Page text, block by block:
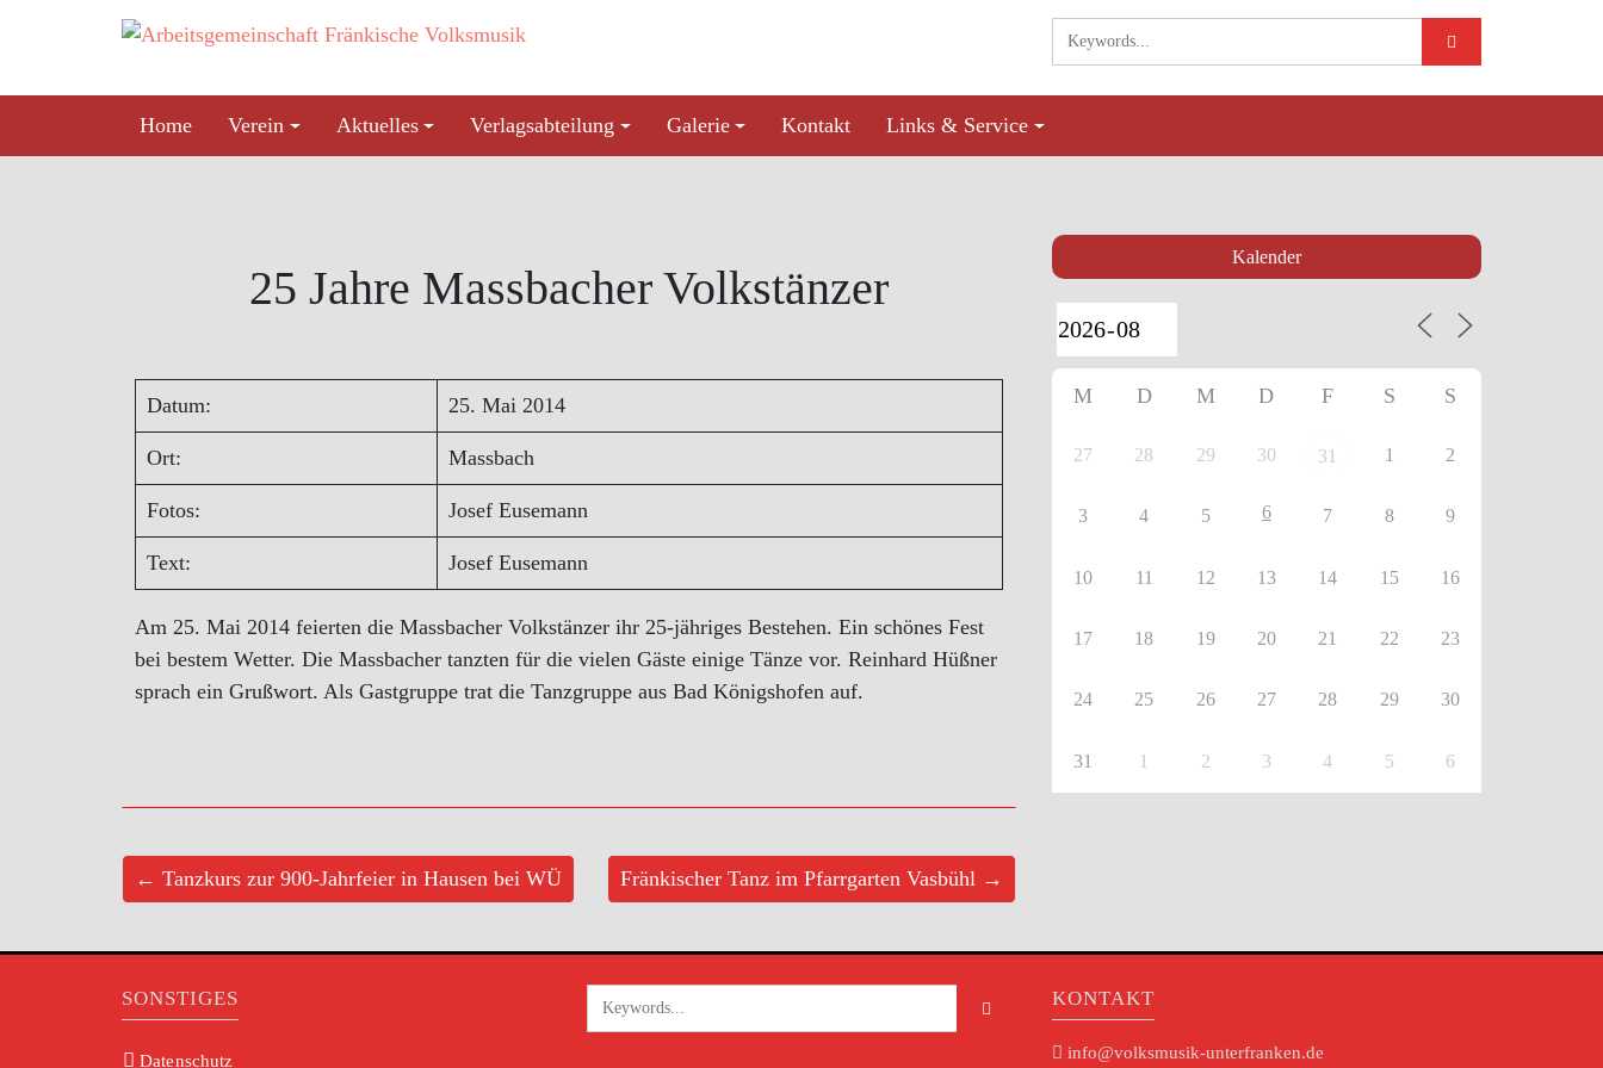
Home
Verein Aktuelles Verlagsabteilung Galerie Kontakt Links & Service
25 Jahre Massbacher Volkstänzer
Datum: 25. Mai 2014
Ort: Massbach
Fotos: Josef Eusemann
Text: Josef Eusemann
Am 25. Mai 2014 feierten die Massbacher Volkstänzer ihr 25-jähriges Bestehen. Ein schönes Fest
bei bestem Wetter. Die Massbacher tanzten für die vielen Gäste einige Tänze vor. Reinhard Hüßner
sprach ein Grußwort. Als Gastgruppe trat die Tanzgruppe aus Bad Königshofen auf.
← Tanzkurs zur 900-Jahrfeier in Hausen bei WÜ Fränkischer Tanz im Pfarrgarten Vasbühl →
Kalender
M D M D F S S
27 28 29 30 31 1 2
3 4 5 6 7 8 9
10 11 12 13 14 15 16
17 18 19 20 21 22 23
24 25 26 27 28 29 30
31 1 2 3 4 5 6
SONSTIGES
Datenschutz
KONTAKT
info@volksmusik-unterfranken.de